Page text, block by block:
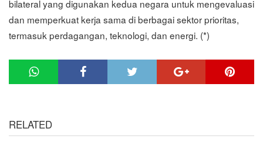
bilateral yang digunakan kedua negara untuk mengevaluasi
dan memperkuat kerja sama di berbagai sektor prioritas,
termasuk perdagangan, teknologi, dan energi. (*)
RELATED